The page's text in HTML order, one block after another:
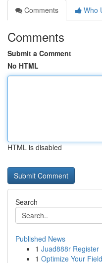
Comments
Who
Comments
Submit a Comment
No HTML
HTML is disabled
Search
Published News
1 Juad888r Register
1 Optimize Your